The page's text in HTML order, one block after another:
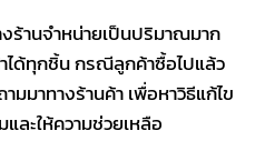
ร้านจำหน่ายเป็นปริมาณมาก
ได้ทุกชิ้น กรณีลูกค้าซื้อไปแล้ว
าทางร้านค้า เพื่อหาวิธีแก้ไข
ละให้ความช่วยเหลือ